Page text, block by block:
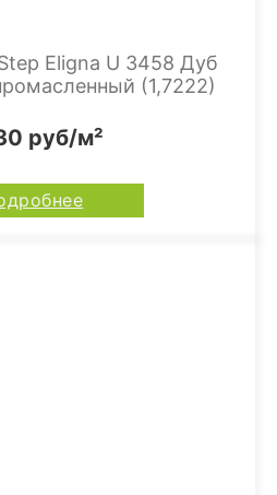
Eligna U 3458 Дуб
(1,7222)
руб/м²